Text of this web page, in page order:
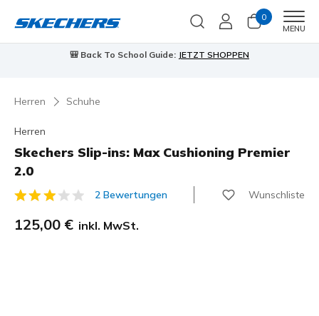
0
MENU
90 Tage kostenlose RückgabeJetzt anmelden
Herren Schuhe
Herren
Skechers Slip-ins: Max Cushioning Premier
2.0
4,1 von 5 Kundenbewertungen
2 Bewertungen Wunschliste
125,00 € inkl. MwSt.